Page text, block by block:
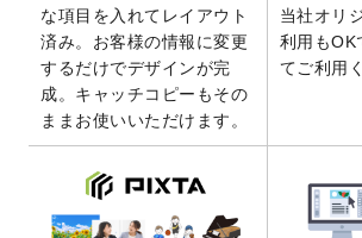
2026/4/23
コラム「 画像の配置・差
グ」「テンプレート間で
方法」を公開いたしまし
2026/4/21
アクリルキーホルダーの
ート を追加いたしました。
りました！
2025/12/22
【新商品】アクリルキー
な項目を入れてレイアウト
済み。お客様の情報に変更
するだけでデザインが完
成。キャッチコピーもその
ままお使いいただけます。
当社オリ
利用もOK
てご利用